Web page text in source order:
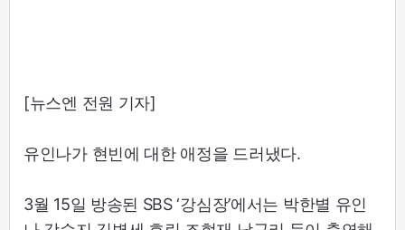
[뉴스엔 전원 기자]
유인나가 현빈에 대한 애정을 드러냈다.
3월 15일 방송된 SBS ‘강심장’에서는 박한별 유인